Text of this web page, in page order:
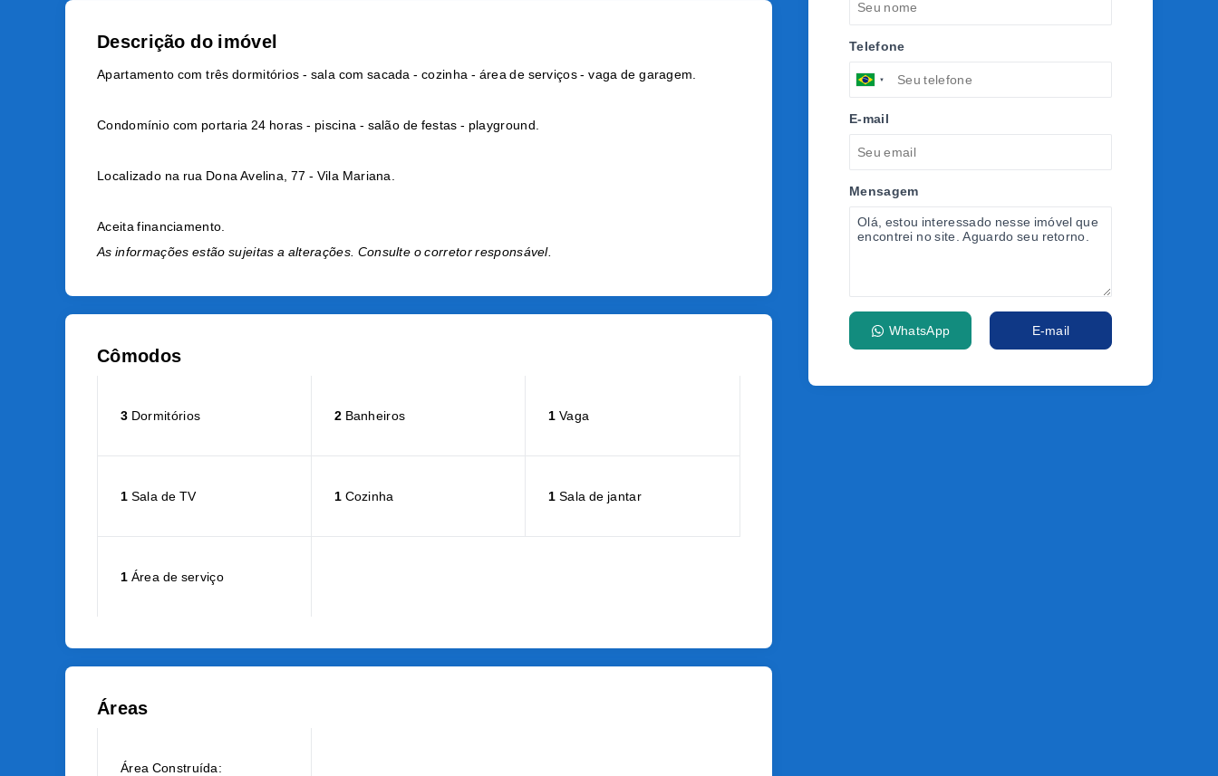
Descrição do imóvel
Apartamento com três dormitórios - sala com sacada - cozinha - área de serviços - vaga de garagem.
Condomínio com portaria 24 horas - piscina - salão de festas - playground.
Localizado na rua Dona Avelina, 77 - Vila Mariana.
Aceita financiamento.
As informações estão sujeitas a alterações. Consulte o corretor responsável.
Cômodos
3 Dormitórios 2Banheiros 1 Vaga
1 Sala de TV 1Cozinha 1 Sala de jantar
1 Área de serviço
Áreas
Área Construída:
Telefone
E-mail
Mensagem
WhatsApp E-mail